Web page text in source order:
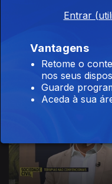
Entrar
Vantagens
Retome o
nos seus
Guarde
Aceda à sua